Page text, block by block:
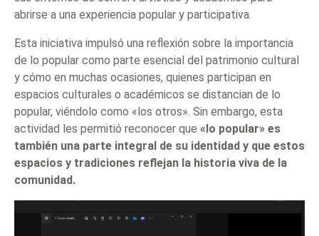
abrirse a una experiencia popular y participativa.
Esta iniciativa impulsó una reflexión sobre la importancia
de lo popular como parte esencial del patrimonio cultural
y cómo en muchas ocasiones, quienes participan en
espacios culturales o académicos se distancian de lo
popular, viéndolo como «los otros». Sin embargo, esta
actividad les permitió reconocer que «lo popular» es
también una parte integral de su identidad y que estos
espacios y tradiciones reflejan la historia viva de la
comunidad.